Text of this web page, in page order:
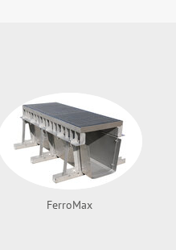
FerroMax